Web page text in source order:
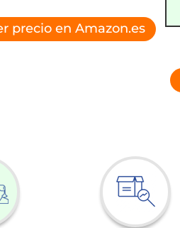
precio en Amazon.es